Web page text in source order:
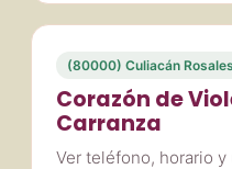
(80000) Culiacán Rosales
Corazón de
Carranza
Ver teléfono, horario y